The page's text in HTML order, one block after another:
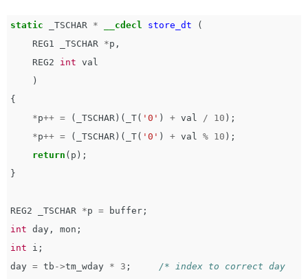
static _TSCHAR * __cdecl store_dt
(
REG1
_TSCHAR *p ,
REG2
int val
)
{
*p++ = ( _TSCHAR )( _T( '0' ) + val / 10 );
*p++ = ( _TSCHAR )( _T( '0' ) + val % 10 );
return ( p );
}
REG2 _TSCHAR *p = buffer ;
int day , mon ;
int
i ;
day = tb ->tm_wday * 3 ; /* index to correct day